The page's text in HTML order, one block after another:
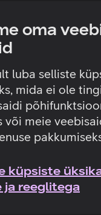
oma
luba selliste
mida ei ole
või meie
küpsiste
ja reeglitega
Tehniline